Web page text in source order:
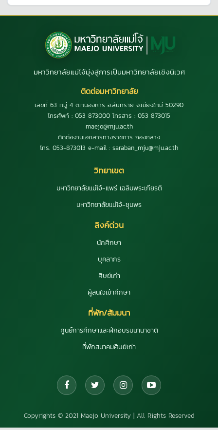
มหาวิทยาลัยแม่โจ้มุ่งสู่การเป็นมหาวิทยาลัยเชิงนิเวศ
ติดต่อมหาวิทยาลัย
เลขที่ 63 หมู่ 4 ต.หนองหาร อ.สันทราย จ.เชียงใหม่ 50290
โทรศัพท์ : 053 873000 โทรสาร : 053 873015
maejo@mju.ac.th
ติดต่องานเอกสารทางราชการ กองกลาง
โทร. 053-873013 e-mail : saraban_mju@mju.ac.th
วิทยาเขต
มหาวิทยาลัยแม่โจ้-แพร่ เฉลิมพระเกียรติ
มหาวิทยาลัยแม่โจ้-ชุมพร
ลิงค์ด่วน
นักศึกษา
บุคลากร
ศิษย์เก่า
ผู้สนใจเข้าศึกษา
ที่พัก/สัมมนา
ศูนย์การศึกษาและฝึกอบรมนานาชาติ
ที่พักสมาคมศิษย์เก่า
Copyrights © 2021 Maejo University | All Rights Reserved